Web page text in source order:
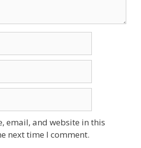
email, and website in this
next time I comment.